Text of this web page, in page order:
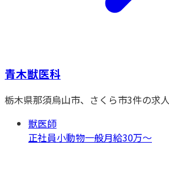
青木獣医科
栃木県那須烏山市、さくら市3件の求人
獣医師
正社員小動物一般月給30万〜